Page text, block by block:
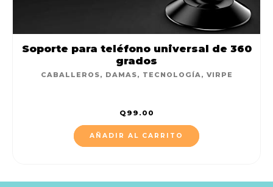
Soporte para teléfono universal de 360
grados
CABALLEROS, DAMAS, TECNOLOGÍA, VIRPE
Q 99.00
AÑADIR AL CARRITO